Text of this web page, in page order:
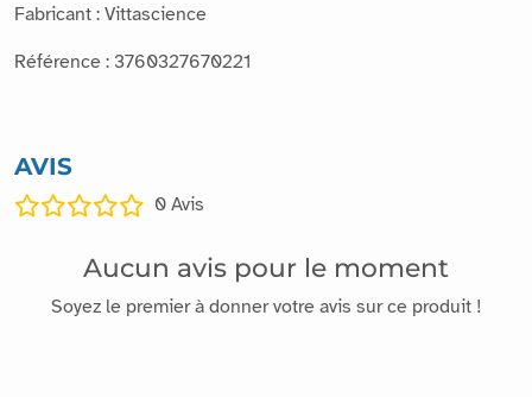
Fabricant : Vittascience
Référence : 3760327670221
AVIS
0 Avis
Aucun avis pour le moment
Soyez le premier à donner votre avis sur ce produit !